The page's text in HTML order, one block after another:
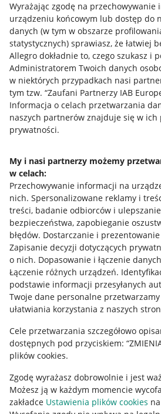
Wyrażając zgodę na przechowywanie
urządzeniu końcowym lub dostęp do
danych (w tym w obszarze
statystycznych) sprawiasz, że łatwiej
Allegro dokładnie to, czego szukasz i
Administratorem Twoich danych
w niektórych przypadkach nasi
tym tzw. “Zaufani Partnerzy IAB
Informacja o celach przetwarzania
naszych partnerów znajduje się w ich
prywatności.
My i nasi partnerzy możemy
w celach:
Przechowywanie informacji na
nich. Spersonalizowane reklamy i
treści, badanie odbiorców i ulepszanie
bezpieczeństwa, zapobieganie
błędów. Dostarczanie i
Zapisanie decyzji dotyczących
o nich. Dopasowanie i łączenie
Łączenie różnych urządzeń.
podstawie informacji przesyłanych
Twoje dane personalne
ułatwiania korzystania z naszych stron
Cele przetwarzania szczegółowo
dostępnych pod przyciskiem:
plików cookies.
Zgodę wyrażasz dobrowolnie i jest
Możesz ją w każdym momencie
zakładce Ustawienia plików cookies
Przydatne informacje
Jak to działa
Allegro Gadane dla sprzedających
Allegro Gadane dla kupujących
Mapa miejscowości
Informacje prawne
Regulamin
Polityka plików "cookies"
Ustawienia plików "cookies"
Udostępnianie lokalizacji
Informacje dla Aktu o Usługach
Pobierz aplikację